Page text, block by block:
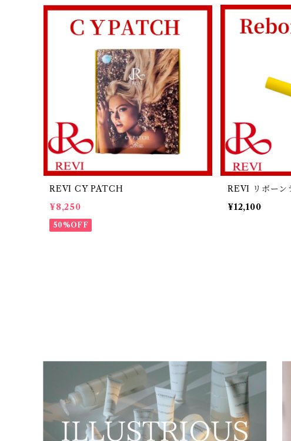
REVI CY PATCH
¥8,250
50%OFF
REVI リボーン
¥12,100